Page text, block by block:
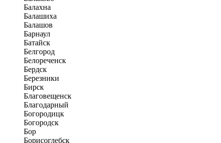
Балахна
Балашиха
Балашов
Барнаул
Батайск
Белгород
Белореченск
Бердск
Березники
Бирск
Благовещенск
Благодарный
Богородицк
Богородск
Бор
Борисоглебск